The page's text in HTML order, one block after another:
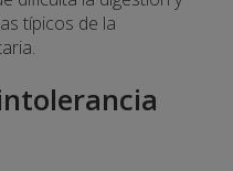
típicos de la